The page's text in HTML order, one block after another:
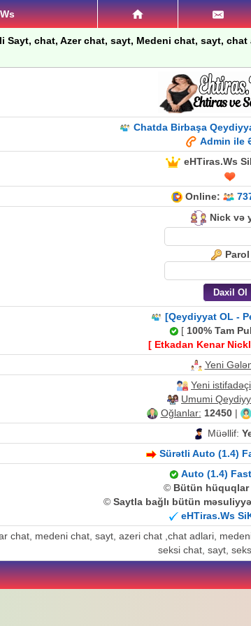
Sayt, chat, Azer chat, sayt, Medeni chat, sayt,
Chatda Birbaşa
Admin ile
eHTiras.Ws
Online:
Nick və
Parol
[Qeydiyyat OL -
[ 100% Tam
[ Etkadan Kenar
Yeni
Yeni
Umumi
Oğlanlar: 12450|
Müəllif:
Sürətli Auto (1.4)
Auto (1.4)
© Bütün
© Saytla bağlı bütün
eHTiras.Ws
chat, medeni chat, sayt, azeri chat ,chat adlari,
seksi chat, sayt,